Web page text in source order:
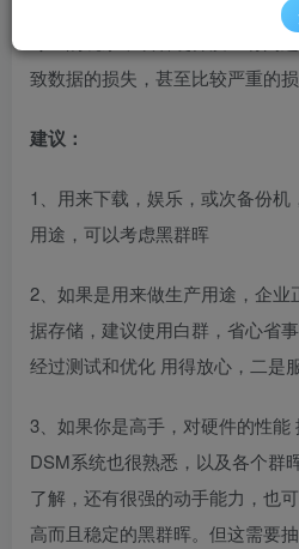
未经过严格的测试，时有不稳定
致数据的损失，甚至比较严重的损
建议：
1、用来下载，娱乐，或次备份
用途，可以考虑黑群晖
2、如果是用来做生产用途，企
据存储，建议使用白群，省心省
经过测试和优化 用得放心，二是
3、如果你是高手，对硬件的性能
DSM系统也很熟悉，以及各个群
了解，还有很强的动手能力，也
高而且稳定的黑群晖。但这需要